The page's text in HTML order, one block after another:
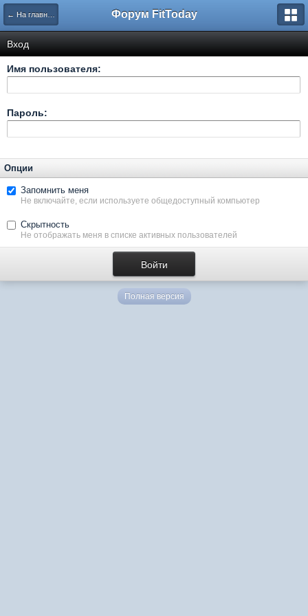
← На главную Форум FitToday
Вход
Имя пользователя:
Пароль:
Опции
Запомнить меня
Не включайте, если используете общедоступный компьютер
Скрытность
Не отображать меня в списке активных пользователей
Полная версия